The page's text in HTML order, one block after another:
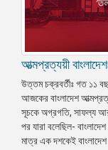
নির্বাচনী
আত্মপ্রত্যয়ী
উত্তম চক্রবর্তীঃ গত ১১
আজকের বাংলাদেশ
সূচকে অগ্রগতি, সাফল্য আর
পর যারা বলেছিল-
মাত্র এক দশকেই বাংলাদেশ